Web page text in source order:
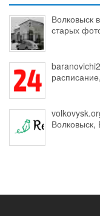
Волковыск
старых
Волковыск,